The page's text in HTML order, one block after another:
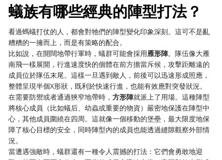
蟻族有哪些經典的陣型打法？
看過螞蟻打仗的人，都會對牠們的陣型變化印象深刻。這可不是亂
糟糟的一擁而上，而是有策略的配合。
比如說，在開闊地帶行軍時，蟻群可能會採用雁形陣。隊伍像大雁
南飛一樣展開，行進速度快的個體在前方擔當斥候，攻擊距離遠的
成員位於隊伍末尾。這樣一旦遇到敵人，前後可以迅速形成照應，
整體呈現半個X形狀，既利於快速行進，也能有效應對突發狀況。
在需要防禦或者通過狹窄地帶時，方形陣就派上了用場。這種陣型
將核心成員（比如蟻后、幼蟲或重要的物資）嚴密地保護在陣型中
心，其他成員圍繞在四周。這就像一個移動的堡壘，最大限度地保
障了核心目標的安全，同時陣型內的成員也能透過縫隙觀察外部情
況。
當遭遇強敵時，蟻群還有一種令人震撼的打法：它們會勇敢地迎